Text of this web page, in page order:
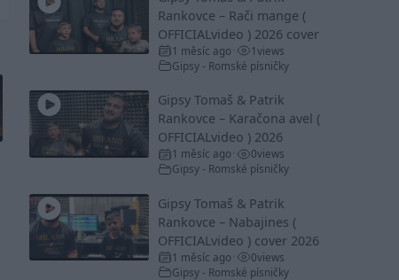
Rankovce – Rači mange (
OFFICIALvideo ) 2026 cover
1 měsíc ago 1views
Gipsy - Romské písničky
Gipsy Tomaš & Patrik
Rankovce – Karačona avel (
OFFICIALvideo ) 2026
1 měsíc ago 0views
Gipsy - Romské písničky
Gipsy Tomaš & Patrik
Rankovce – Nabajines (
OFFICIALvideo ) cover 2026
1 měsíc ago 0views
Gipsy - Romské písničky